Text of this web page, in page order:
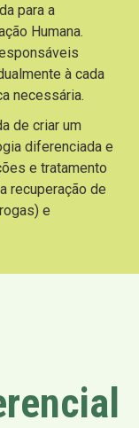
para a
Humana.
à cada
necessária.
de criar um
diferenciada e
e tratamento
recuperação de
e